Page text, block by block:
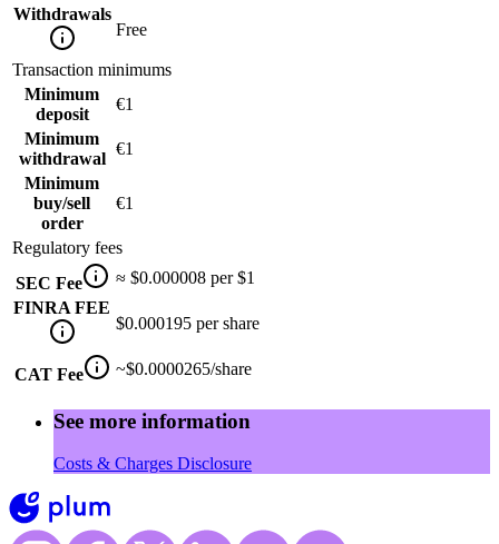
Withdrawals
Free
Transaction minimums
Minimum
deposit
€1
Minimum
withdrawal
€1
Minimum
buy/sell
order
€1
Regulatory fees
SEC Fee
≈ $0.000008 per $1
FINRA FEE
$0.000195 per share
CAT Fee ~$0.0000265/share
See more information
Costs & Charges Disclosure